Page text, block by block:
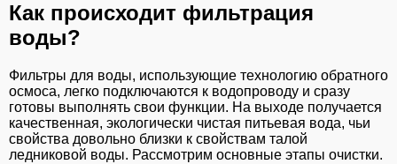
Как происходит фильтрация
воды?
Фильтры для воды, использующие технологию обратного
осмоса, легко подключаются к водопроводу и сразу
готовы выполнять свои функции. На выходе получается
качественная, экологически чистая питьевая вода, чьи
свойства довольно близки к свойствам талой
ледниковой воды. Рассмотрим основные этапы очистки.